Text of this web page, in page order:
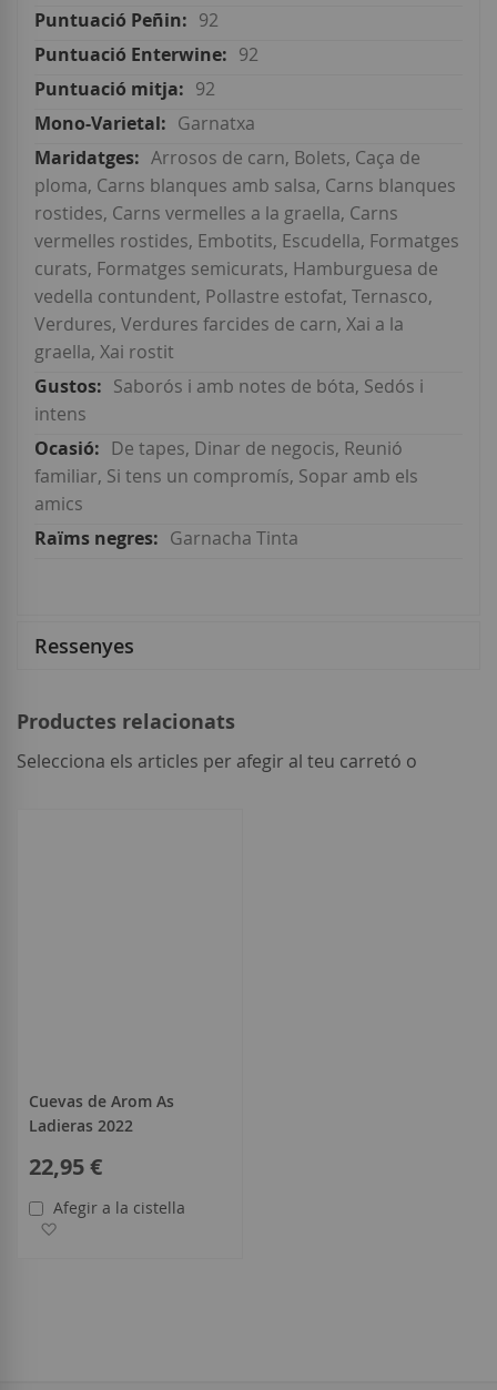
92
92
92
Garnatxa
Arrosos de carn, Bolets, Caça de
ploma, Carns blanques amb salsa, Carns blanques
rostides, Carns vermelles a la graella, Carns
vermelles rostides, Embotits, Escudella, Formatges
curats, Formatges semicurats, Hamburguesa de
vedella contundent, Pollastre estofat, Ternasco,
Verdures, Verdures farcides de carn, Xai a la
graella, Xai rostit
Saborós i amb notes de bóta, Sedós i
intens
De tapes, Dinar de negocis, Reunió
familiar, Si tens un compromís, Sopar amb els
amics
Garnacha Tinta
Ressenyes
Productes relacionats
Selecciona els articles per afegir al teu carretó o
Cuevas de Arom As
Ladieras 2022
22,95 €
Afegir a la cistella